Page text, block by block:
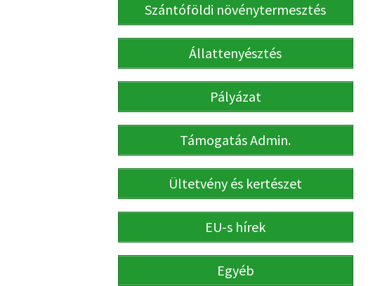
Szántóföldi növénytermesztés
Állattenyésztés
Pályázat
Támogatás Admin.
Ültetvény és kertészet
EU-s hírek
Egyéb